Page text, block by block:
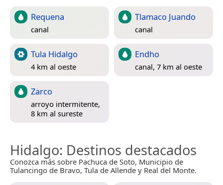
Requena
canal
Tlamaco Juando
canal
Tula Hidalgo
4 km al oeste
Endho
canal, 7 km al oeste
Zarco
arroyo intermitente,
8 km al sureste
Hidalgo: Destinos destacados
Conozca más sobre Pachuca de Soto, Municipio de
Tulancingo de Bravo, Tula de Allende y Real del Monte.